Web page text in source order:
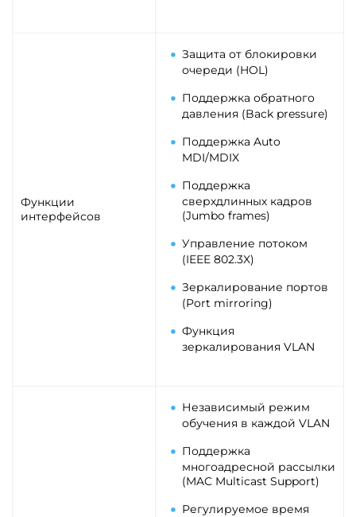
Функции
интерфейсов
Защита от блокировки
очереди (HOL)
Поддержка обратного
давления (Back pressure)
Поддержка Auto
MDI/MDIX
Поддержка
сверхдлинных кадров
(Jumbo frames)
Управление потоком
(IEEE 802.3X)
Зеркалирование портов
(Port mirroring)
Функция
зеркалирования VLAN
Независимый режим
обучения в каждой VLAN
Поддержка
многоадресной рассылки
(MAC Multicast Support)
Регулируемое время